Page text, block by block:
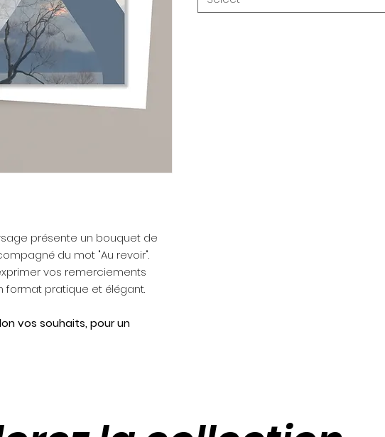
présente un bouquet de
du mot "Au revoir".
vos remerciements
format pratique et élégant.
vos souhaits, pour un